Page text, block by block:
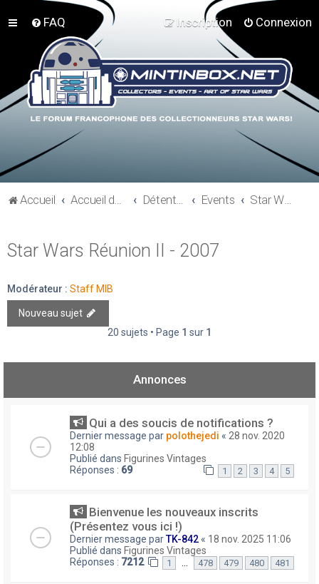
FAQ Connexion
Inscription
Accueil Accueil du forum Détente et communauté Mint In Box Events Star Wars Réunion II - 2007
Star Wars Réunion II - 2007
Modérateur : Staff MIB
Nouveau sujet
20 sujets • Page 1 sur 1
Annonces
Qui a des soucis de notifications ?
Dernier message par polothejedi « 28 nov. 2020
12:08
Publié dans Figurines Vintages
Réponses : 69 1 2 3 4 5
Bienvenue les nouveaux inscrits
(Présentez vous ici !)
Dernier message parTK-842 « 18 nov. 2025 11:06
Publié dans Figurines Vintages
Réponses : 7212 1 … 478 479 480 481